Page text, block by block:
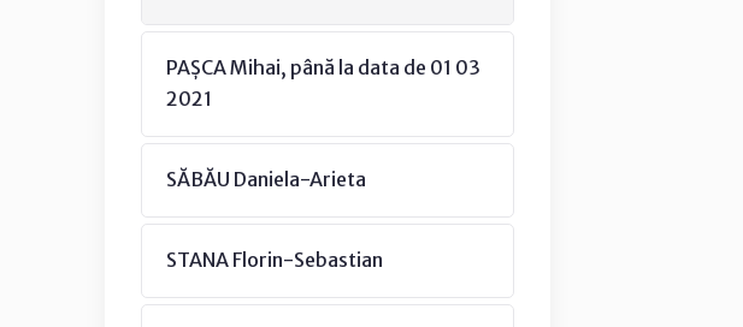
PAȘCA Mihai, până la data de 01 03
2021
SĂBĂU Daniela-Arieta
STANA Florin-Sebastian